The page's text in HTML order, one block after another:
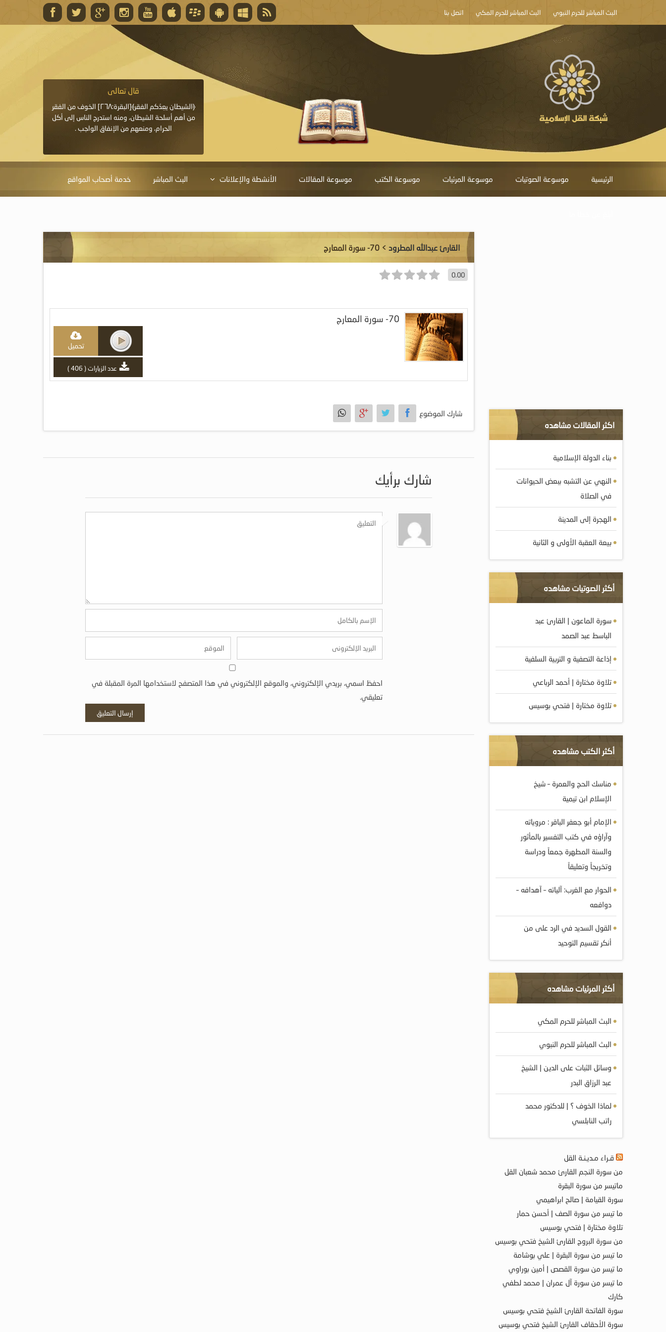
البث المباشر للحرم النبوي البث المباشر للحرم المكي اتصل بنا
قال تعالى
المغفرة لأنها أغلى جائزة، وهي مفتاح باب العطايا التي
قال تعالى
﴿الشيطان يعِدُكم الفقر﴾[البقرة:٢٦٨] الخوف من الفقر
من أهم أسلحة الشيطان، ومنه استدرج الناس إلى أكل
الحرام، ومنعهم من الإنفاق الواجب .
الرئيسية موسوعة الصوتيات موسوعة المرئيات موسوعة الكتب موسوعة المقالات الأنشطة والإعلانات البث المباشر خدمة أصحاب المواقع
القارئ عبدالله المطرود > 70- سورة المعارج
0.00
70- سورة المعارج
تحميل
عدد الزيارات ( 406 )
شارك الموضوع
شارك برأيك
احفظ اسمي، بريدي الإلكتروني، والموقع الإلكتروني في هذا المتصفح لاستخدامها المرة المقبلة في
تعليقي.
اكثر المقالات مشاهده
بناء الدولة الإسلامية
النهي عن التشبه ببعض الحيوانات
في الصلاة
الهجرة إلى المدينة
بيعة العقبة الأولى و الثانية
أكثر الصوتيات مشاهده
سورة الماعون | القارئ عبد
الباسط عبد الصمد
إذاعة التصفية و التربية السلفية
تلاوة مختارة | أحمد الرباعي
تلاوة مختارة | فتحي بوسيس
أكثر الكتب مشاهده
مناسك الحج والعمرة – شيخ
الإسلام ابن تيمية
الإمام أبو جعفر الباقر : مروياته
وآراؤه في كتب التفسير بالمأثور
والسنة المطهرة جمعاً ودراسة
وتخريجاً وتعليقاً
الحوار مع الغرب: آلياته – آهدافه –
دوافعه
القول السديد في الرد على من
أنكر تقسيم التوحيد
أكثر المرئيات مشاهده
البث المباشر للحرم المكي
البث المباشر للحرم النبوي
وسائل الثبات على الدين | الشيخ
عبد الرزاق البدر
لماذا الخوف ؟ | للدكتور محمد
راتب النابلسي
قـراء مـديـنـة القل
من سورة النجم القارئ محمد شعبان القل
ماتيسر من سورة البقرة
سورة القيامة | صالح ابراهيمي
ما تيسر من سورة الصف | أحسن حمار
تلاوة مختارة | فتحي بوسيس
من سورة البروج القارئ الشيخ فتحي بوسيس
ما تيسر من سورة البقرة | علي بوشامة
ما تيسر من سورة القصص | أمين بوراوي
ما تيسر من سورة آل عمران | محمد لطفي
كارك
سورة الفاتحة القارئ الشيخ فتحي بوسيس
سورة الأحقاف القارئ الشيخ فتحي بوسيس